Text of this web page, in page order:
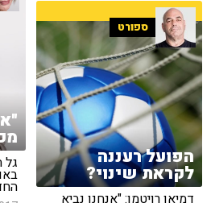
גל
ספורט
הפועל רעננה
לקראת שינוי?